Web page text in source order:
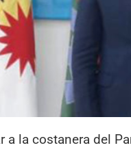
a la costanera del